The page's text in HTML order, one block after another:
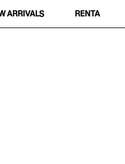
ARRIVALS RENTA